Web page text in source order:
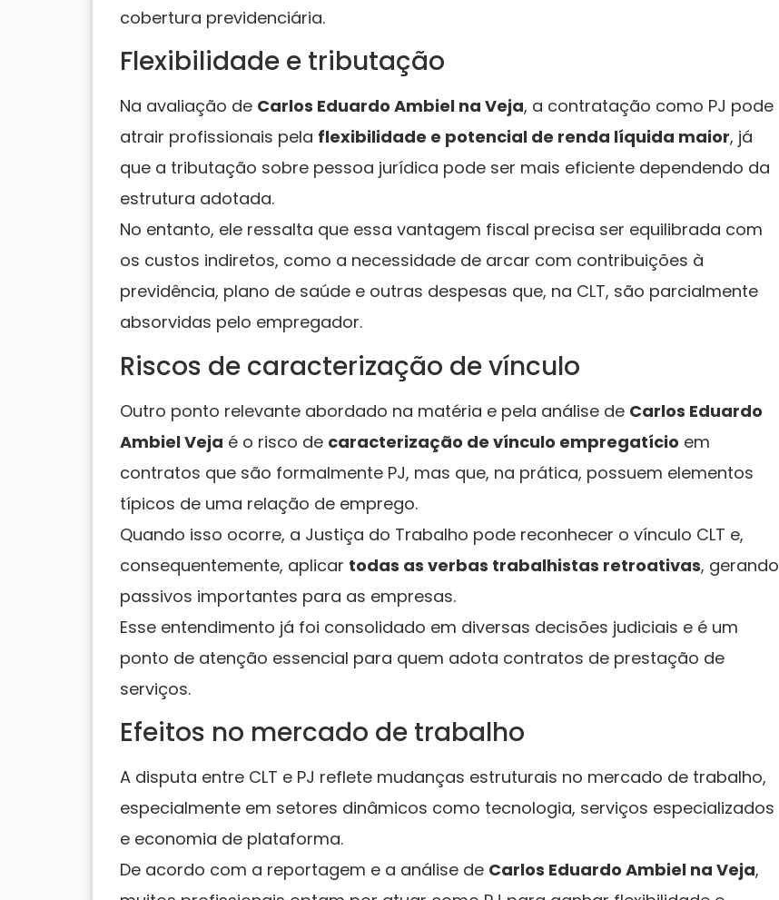
cobertura previdenciária.
Flexibilidade e tributação
Na avaliação de Carlos Eduardo Ambiel na Veja, a contratação como PJ pode
atrair profissionais pela flexibilidade e potencial de renda líquida maior, já
que a tributação sobre pessoa jurídica pode ser mais eficiente dependendo da
estrutura adotada.
No entanto, ele ressalta que essa vantagem fiscal precisa ser equilibrada com
os custos indiretos, como a necessidade de arcar com contribuições à
previdência, plano de saúde e outras despesas que, na CLT, são parcialmente
absorvidas pelo empregador.
Riscos de caracterização de vínculo
Outro ponto relevante abordado na matéria e pela análise de Carlos Eduardo
Ambiel Veja é o risco de caracterização de vínculo empregatício em
contratos que são formalmente PJ, mas que, na prática, possuem elementos
típicos de uma relação de emprego.
Quando isso ocorre, a Justiça do Trabalho pode reconhecer o vínculo CLT e,
consequentemente, aplicar todas as verbas trabalhistas retroativas, gerando
passivos importantes para as empresas.
Esse entendimento já foi consolidado em diversas decisões judiciais e é um
ponto de atenção essencial para quem adota contratos de prestação de
serviços.
Efeitos no mercado de trabalho
A disputa entre CLT e PJ reflete mudanças estruturais no mercado de trabalho,
especialmente em setores dinâmicos como tecnologia, serviços especializados
e economia de plataforma.
De acordo com a reportagem e a análise de Carlos Eduardo Ambiel na Veja,